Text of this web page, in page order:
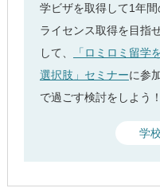
学ビザを取得して1年
ライセンス取得を目指
して、
「ロミロミ留学
選択肢」セミナーに参
で過ごす検討をしよう！
学